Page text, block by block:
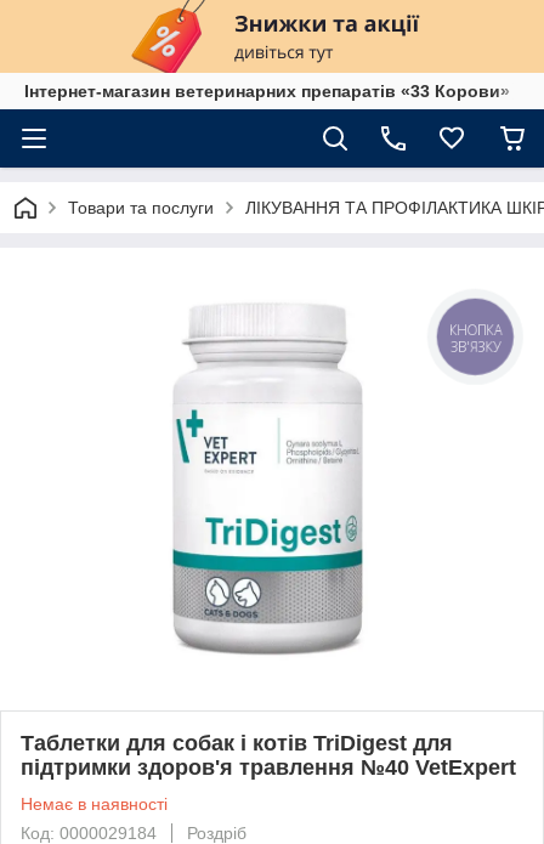
Інтернет-магазин ветеринарних препаратів «33 Корови»
Товари та послуги ЛІКУВАННЯ ТА ПРОФІЛАКТИКА
Таблетки для собак і котів TriDigest для
підтримки здоров'я травлення №40 VetExpert
Немає в наявності
Код: 0000029184
Роздріб
КНОПКА
ЗВ'ЯЗКУ